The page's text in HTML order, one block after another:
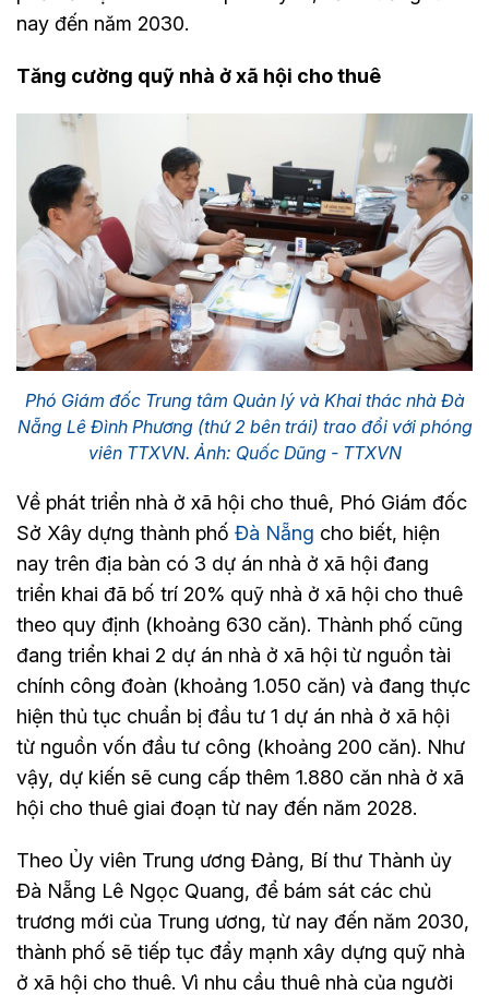
nay đến năm 2030.
Tăng cường quỹ nhà ở xã hội cho thuê
Phó Giám đốc Trung tâm Quản lý và Khai thác nhà Đà
Nẵng Lê Đình Phương (thứ 2 bên trái) trao đổi với phóng
viên TTXVN. Ảnh: Quốc Dũng - TTXVN
Về phát triển nhà ở xã hội cho thuê, Phó Giám đốc
Sở Xây dựng thành phố Đà Nẵng cho biết, hiện
nay trên địa bàn có 3 dự án nhà ở xã hội đang
triển khai đã bố trí 20% quỹ nhà ở xã hội cho thuê
theo quy định (khoảng 630 căn). Thành phố cũng
đang triển khai 2 dự án nhà ở xã hội từ nguồn tài
chính công đoàn (khoảng 1.050 căn) và đang thực
hiện thủ tục chuẩn bị đầu tư 1 dự án nhà ở xã hội
từ nguồn vốn đầu tư công (khoảng 200 căn). Như
vậy, dự kiến sẽ cung cấp thêm 1.880 căn nhà ở xã
hội cho thuê giai đoạn từ nay đến năm 2028.
Theo Ủy viên Trung ương Đảng, Bí thư Thành ủy
Đà Nẵng Lê Ngọc Quang, để bám sát các chủ
trương mới của Trung ương, từ nay đến năm 2030,
thành phố sẽ tiếp tục đẩy mạnh xây dựng quỹ nhà
ở xã hội cho thuê. Vì nhu cầu thuê nhà của người